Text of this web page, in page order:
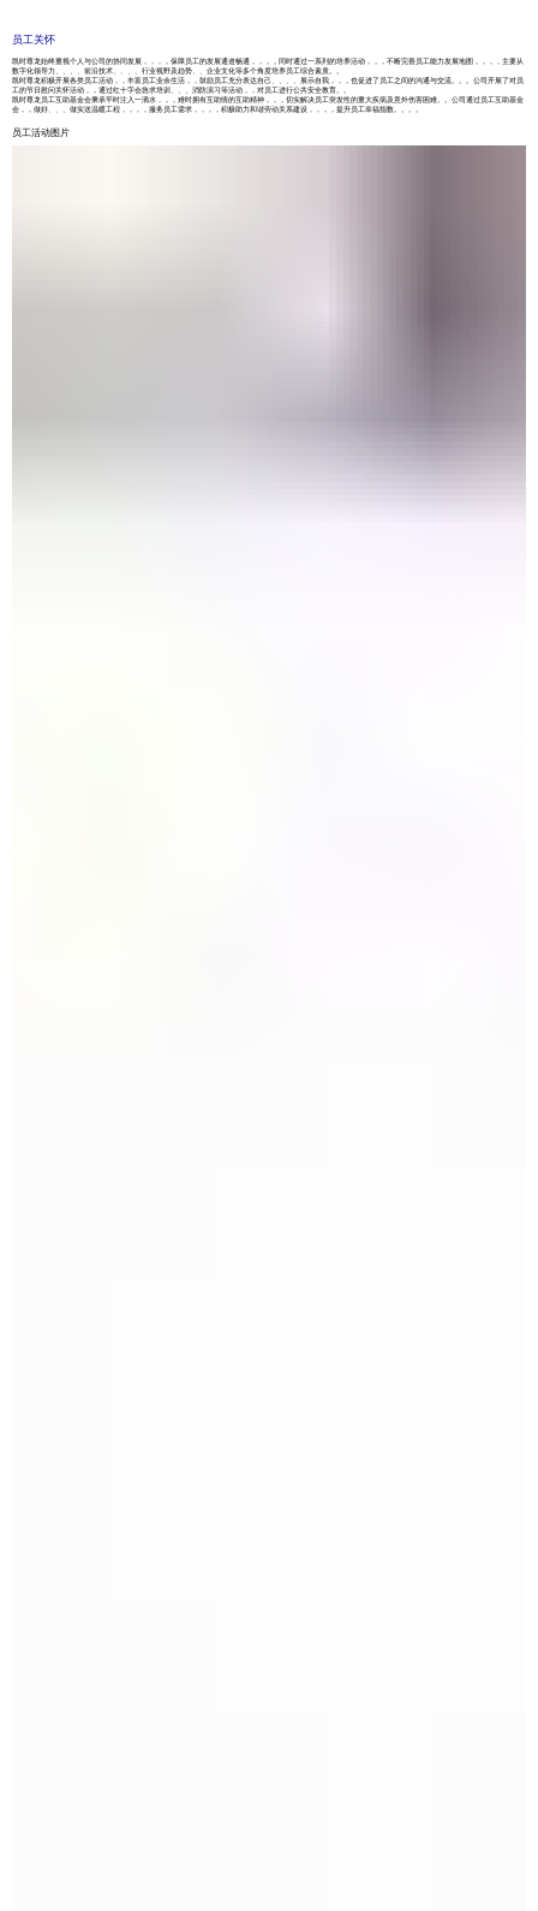
员工关怀
凯时尊龙始终重视个人与公司的协同发展，，，，保障员工的发展通道畅通，，，，同时通过一系列的培养活动，，，不断完善员工能力发展地图，，，，主要从
数字化领导力、、、、前沿技术、、、、行业视野及趋势、、企业文化等多个角度培养员工综合素质。。
凯时尊龙积极开展各类员工活动，，丰富员工业余生活，，鼓励员工充分表达自己、、、、展示自我，，，也促进了员工之间的沟通与交流。。。公司开展了对员
工的节日慰问关怀活动，，通过红十字会急求培训、、、消防演习等活动，，对员工进行公共安全教育。。
凯时尊龙员工互助基金会秉承平时注入一滴水，，，难时拥有互助情的互助精神，，，切实解决员工突发性的重大疾病及意外伤害困难。。公司通过员工互助基金
会，，做好、、、做实送温暖工程，，，，服务员工需求，，，，积极助力和谐劳动关系建设，，，，提升员工幸福指数。。。。
员工活动图片